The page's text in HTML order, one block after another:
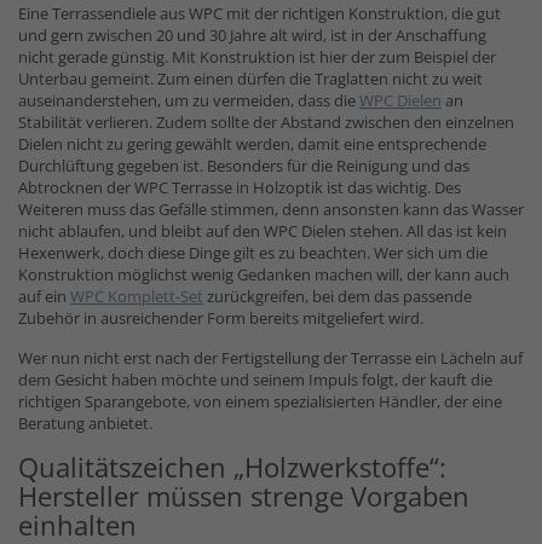
Eine Terrassendiele aus WPC mit der richtigen Konstruktion, die gut
und gern zwischen 20 und 30 Jahre alt wird, ist in der Anschaffung
nicht gerade günstig. Mit Konstruktion ist hier der zum Beispiel der
Unterbau gemeint. Zum einen dürfen die Traglatten nicht zu weit
auseinanderstehen, um zu vermeiden, dass dieWPC Dielen an
Stabilität verlieren. Zudem sollte der Abstand zwischen den einzelnen
Dielen nicht zu gering gewählt werden, damit eine entsprechende
Durchlüftung gegeben ist. Besonders für die Reinigung und das
Abtrocknen der WPC Terrasse in Holzoptik ist das wichtig. Des
Weiteren muss das Gefälle stimmen, denn ansonsten kann das Wasser
nicht ablaufen, und bleibt auf den WPC Dielen stehen. All das ist kein
Hexenwerk, doch diese Dinge gilt es zu beachten. Wer sich um die
Konstruktion möglichst wenig Gedanken machen will, der kann auch
auf ein WPC Komplett-Set zurückgreifen, bei dem das passende
Zubehör in ausreichender Form bereits mitgeliefert wird.
Wer nun nicht erst nach der Fertigstellung der Terrasse ein Lächeln auf
dem Gesicht haben möchte und seinem Impuls folgt, der kauft die
richtigen Sparangebote, von einem spezialisierten Händler, der eine
Beratung anbietet.
Qualitätszeichen „Holzwerkstoffe“:
Hersteller müssen strenge Vorgaben
einhalten